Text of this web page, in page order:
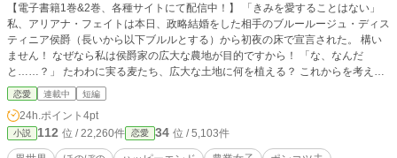
【電子書籍1巻&2巻、各種サイトにて配信中！】 「きみを愛することはない」
私、アリアナ・フェイトは本日、政略結婚をした相手のブルールージュ・ディス
ティニア侯爵（長いから以下ブルルとする）から初夜の床で宣言された。 構い
ません！ なぜなら私は侯爵家の広大な農地が目的ですから！ 「な、なんだ
と……？」 たわわに実る麦たち、広大な土地に何を植える？ これからを考える
とワクワクが止まらない！ 私だけ植物と幸せになるのも申し訳ないので、旦那
様の恋も応援させていただきますね！ と思っていたのにブルルの様子がおかし
いぞ？ ※作者の脳内異世界のお話です。現実世界に似ているものが出てきて
も、似て非なるものです。ご了承ください。 ※小説家になろう限定公開中で
す。完結まで予約投稿済。約六万字の中編です。
恋愛 連載中 短編
24h.ポイント 4pt
小説 112 位 / 22,260件 恋愛 34 位 / 5,103件